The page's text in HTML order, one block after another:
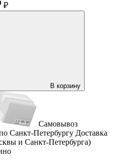
₽
В корзину
Самовывоз
Санкт-Петербургу Доставка
и Санкт-Петербурга)